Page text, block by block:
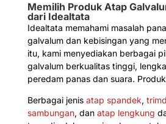
Memilih Produk Atap
dari Idealtata
Idealtata memahami masalah
galvalum dan kebisingan yang
itu, kami menyediakan berbagai
galvalum berkualitas tinggi,
peredam panas dan suara.
Berbagai jenis atap spandek,
sambungan, dan atap lengkung